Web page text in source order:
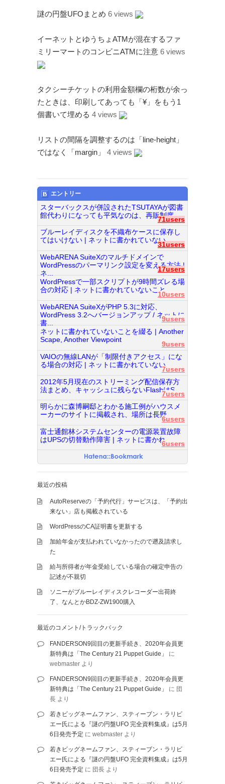
ムラタ有子
GALLERY SIDE
2（Facebook）
謎の円盤UFOまとめ 6 views
イーネットとゆうちょATMが混在するファ
ミリーマートのコンビニATMに注意 6 views
タクシーチケットの利用金額欄の桁数が余っ
たときは、印刷してあっても「¥」をもう1
個書いて埋める 4 views
リストの間隔を調整するのは「line-height」
ではなく「margin」
4 views
エントリー
スターバックスが併設されたTSUTAYAが図書
館代わりになっても平気なのは、再販制度...
71users
ブルーレイディスクを不織布ケースに保存し
てはいけない | ネットに書かれていない...
31users
WebARENA SuiteXのマルチドメインで
WordPressのパーマリンク設定を変える方法 |
ネ...
17users
WordPressで一部スクリプトが9時間ズレる場
合の対応 | ネットに書かれていないこと...
10users
WebARENA SuiteXがPHP 5.3に対応、
WordPress 3.2へバージョンアップ / ネットに
書...
9users
ネットに書かれていないことを綴る | Another
Scape, Another Viewpoint
9users
VAIOの無線LANが「制限付きアクセス」にな
る場合の対応 | ネットに書かれていない...
7users
2012年5月現在のストリーミング配信保存方
法まとめ、キャッシュに残らないFlashはS...
7users
明らかに森博嗣邸とわかる施工例がハウスメ
ーカーのサイトに掲載され、場所は長野...
6users
富士通館林システムセンターの電源装置故障
はUPSの切替動作障害 | ネットに書かれ...
6users
最近の投稿
AutoReserveの「予約代行」サービスは、「予約出
来ない」店も掲載されている
WordPressのCA証明書を更新する
加給年金が支払われていなかったので遡及請求し
た
給与所得者が年金受給している場合の確定申告の
記述が不親切
ソニーがブルーレイディスクレコーダー出荷終
了、なんとかBDZ-ZW1900購入
最近のコメント/トラックバック
FANDERSON9回目の更新手続き、2020年会員更
新特典は「The Century 21 Puppet Guide」
に
webmaster より
FANDERSON9回目の更新手続き、2020年会員更
新特典は「The Century 21 Puppet Guide」
に 団
長 より
若きビッグネームファン、スティーブン・ラリビ
エー氏による『謎の円盤UFO 完全資料集成』は5月
6日発売予定 に webmaster より
若きビッグネームファン、スティーブン・ラリビ
エー氏による『謎の円盤UFO 完全資料集成』は5月
6日発売予定 に 団長 より